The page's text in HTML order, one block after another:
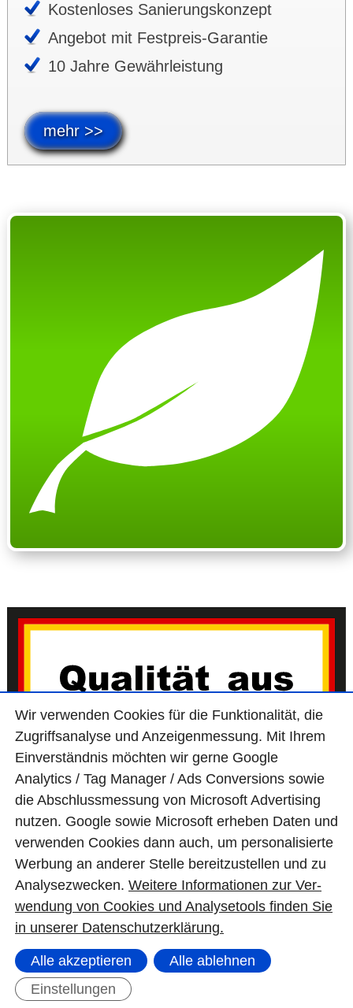
Kosten­loses Sanie­rungs­kon­zept
Angebot mit Fest­preis-Garan­tie
10 Jahre Gewähr­leis­tung
mehr >>
Wir ver­wen­den Cookies für die Funktio­na­lität, die
Zugriffs­ana­lyse und Anzei­gen­mes­sung. Mit Ihrem
Ein­ver­ständ­nis möchten wir gerne Google
Analytics / Tag Manager / Ads Con­ver­sions sowie
die Abschluss­mes­sung von Micro­soft Adver­tising
nutzen. Google sowie Micro­soft erheben Daten und
ver­wen­den Cookies dann auch, um perso­nali­sierte
Wer­bung an ande­rer Stelle bereit­zu­stel­len und zu
Ana­lyse­zwecken. Wei­tere Infor­matio­nen zur Ver­
wen­dung von Cookies und Ana­lyse­tools fin­den Sie
in unserer Daten­schutz­erklä­rung.
Alle akzeptieren
Alle ablehnen
Einstellungen